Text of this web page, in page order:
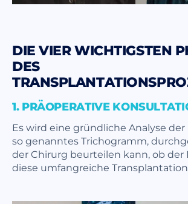
DIE VIER WICHTIGSTEN
DES
1. PRÄOPERATIVE
Es wird eine gründliche Analyse
so genanntes Trichogramm,
der Chirurg beurteilen kann, ob der
diese umfangreiche